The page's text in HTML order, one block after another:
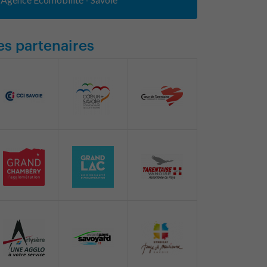
partenaires